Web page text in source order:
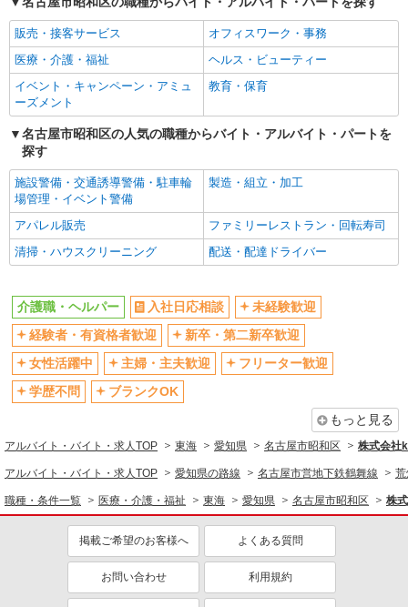
産休・育休取得実績あり
販売・接客サービス
オフィスワーク・事務
医療・介護・福祉
ヘルス・ビューティー
イベント・キャンペーン・アミュ
ーズメント
教育・保育
名古屋市昭和区の人気の職種からバイト・アルバイト・パートを
探す
施設警備・交通誘導警備・駐車輪
場管理・イベント警備
製造・組立・加工
アパレル販売
ファミリーレストラン・回転寿司
清掃・ハウスクリーニング
配送・配達ドライバー
介護職・ヘルパー 入社日応相談
未経験歓迎
経験者・有資格者歓迎
新卒・第二新卒歓迎
女性活躍中
主婦・主夫歓迎
フリーター歓迎
学歴不問
ブランクOK
もっと見る
アルバイト・バイト・求人TOP 東海 愛知県 名古屋市昭和区 株式会社
アルバイト・バイト・求人TOP 愛知県の路線 名古屋市営地下鉄鶴舞線
職種・条件一覧 医療・介護・福祉 東海 愛知県 名古屋市昭和区 株
掲載ご希望のお客様へ よくある質問
お問い合わせ 利用規約